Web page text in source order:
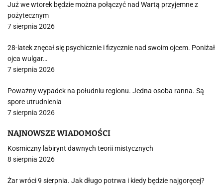
Już we wtorek będzie można połączyć nad Wartą przyjemne z
pożytecznym
7 sierpnia 2026
28-latek znęcał się psychicznie i fizycznie nad swoim ojcem. Poniżał
ojca wulgar…
7 sierpnia 2026
Poważny wypadek na południu regionu. Jedna osoba ranna. Są
spore utrudnienia
7 sierpnia 2026
NAJNOWSZE WIADOMOŚCI
Kosmiczny labirynt dawnych teorii mistycznych
8 sierpnia 2026
Żar wróci 9 sierpnia. Jak długo potrwa i kiedy będzie najgoręcej?